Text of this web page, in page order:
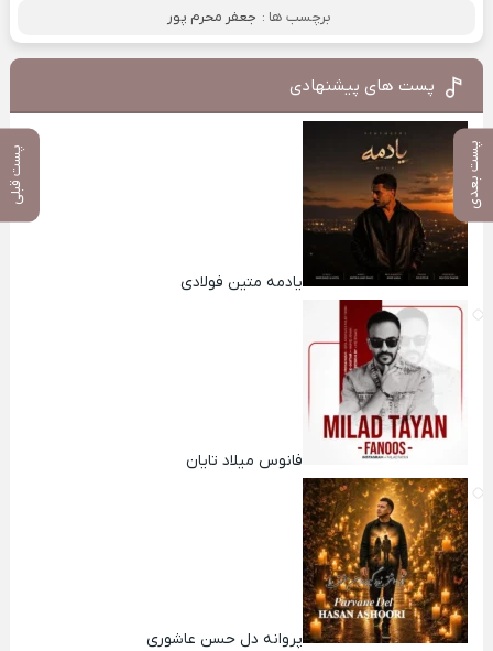
پست بعدی پست قبلی
برچسب ها : جعفر محرم پور
پست های پیشنهادی
یادمه متین فولادی
فانوس میلاد تایان
پروانه دل حسن عاشوری